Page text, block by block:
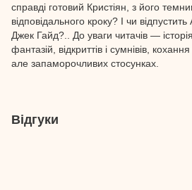
справді готовий Кристіян, з його
відповідального кроку? І чи
Джек Гайд?.. До уваги читачів —
фантазій, відкриттів і сумнівів,
але запаморочливих стосунках.
Відгуки